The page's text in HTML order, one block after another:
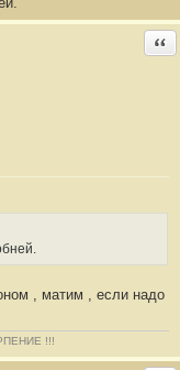
, матим , если надо
!!!